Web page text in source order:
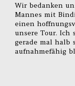
Wir bedanken
Mannes mit
einen
unsere Tour. Ich
gerade mal halb
aufnahmefähig